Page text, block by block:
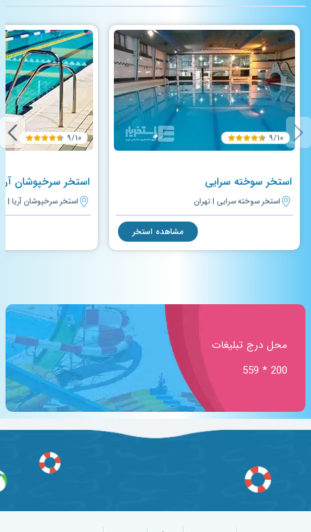
۹/۱۰
استخر سوخته سرایی
استخر سوخته سرایی | تهران
مشاهده استخر
۹/۱۰
استخر سرخپوشان
استخر سرخپوشان آریا |
محل درج تبلیغات
200 * 559